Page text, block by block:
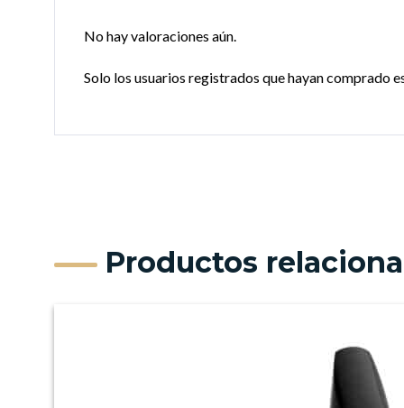
No hay valoraciones aún.
Solo los usuarios registrados que hayan comprado
Productos